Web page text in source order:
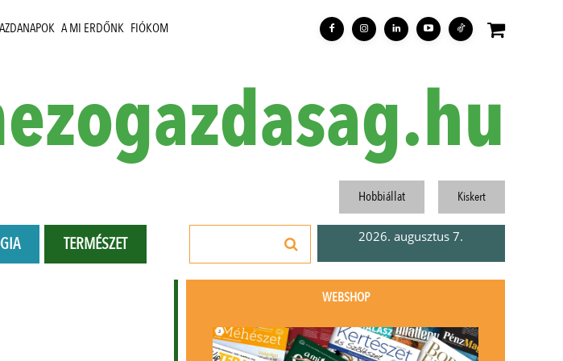
A MI ERDŐNK FIÓKOM
TERMÉSZET
Hobbiállat Kiskert
2026. augusztus 7.
WEBSHOP